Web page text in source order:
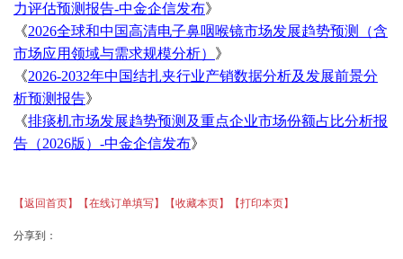
力评估预测报告-中金企信发布》
《2026全球和中国高清电子鼻咽喉镜市场发展趋势预测（含
市场应用领域与需求规模分析） 》
《2026-2032年中国结扎夹行业产销数据分析及发展前景分
析预测报告》
《排痰机市场发展趋势预测及重点企业市场份额占比分析报
告（2026版）-中金企信发布》
【返回首页】 【在线订单填写】 【收藏本页】 【打印本页】
分享到：